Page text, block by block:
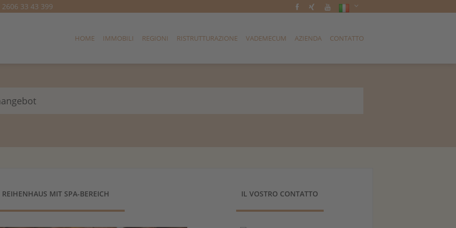
2606 33 43 399
HOME IMMOBILI REGIONI RISTRUTTURAZIONE VADEMECUM AZIENDA CONTATTO
REIHENHAUS MIT SPA-BEREICH IL VOSTRO CONTATTO